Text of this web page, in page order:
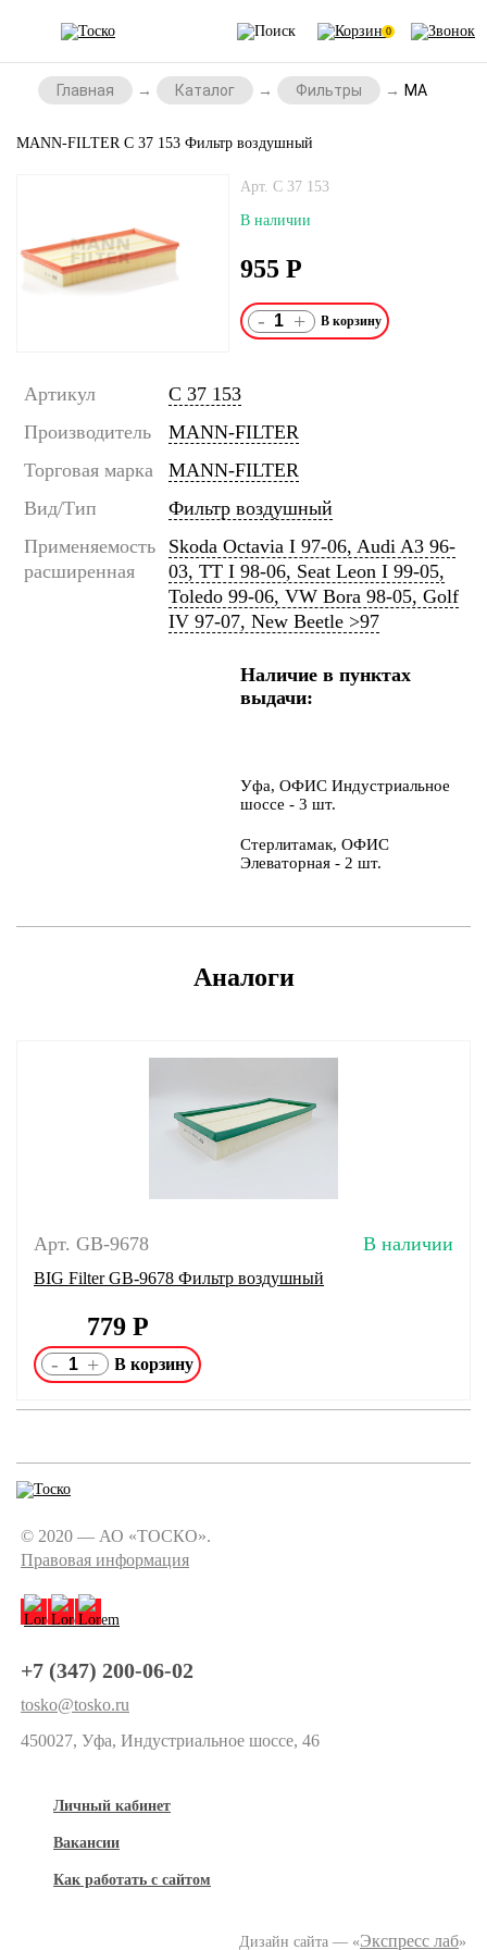
0
Главная Каталог Фильтры MANN-
MANN-FILTER C 37 153 Фильтр воздушный
Арт. C 37 153
В наличии
955 Р
- +
Артикул
C 37 153
Производитель
MANN-FILTER
Торговая марка
MANN-FILTER
Вид/Тип
Фильтр воздушный
Применяемость
расширенная
Skoda Octavia I 97-06, Audi A3 96-
03, TT I 98-06, Seat Leon I 99-05,
Toledo 99-06, VW Bora 98-05, Golf
IV 97-07, New Beetle >97
Наличие в пунктах
выдачи:
Уфа, ОФИС Индустриальное
шоссе - 3 шт.
Стерлитамак, ОФИС
Элеваторная - 2 шт.
Аналоги
Арт. GB-9678 В наличии
BIG Filter GB-9678 Фильтр воздушный
779 Р
- +
© 2020 — АО «ТОСКО».
Правовая информация
+7 (347) 200-06-02
tosko@tosko.ru
450027, Уфа, Индустриальное шоссе, 46
Личный кабинет
Вакансии
Как работать с сайтом
Дизайн сайта — «Экспресс лаб»